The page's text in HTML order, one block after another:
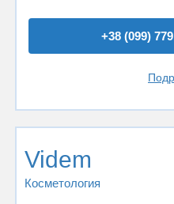
+38 (099)
Videm
Косметология